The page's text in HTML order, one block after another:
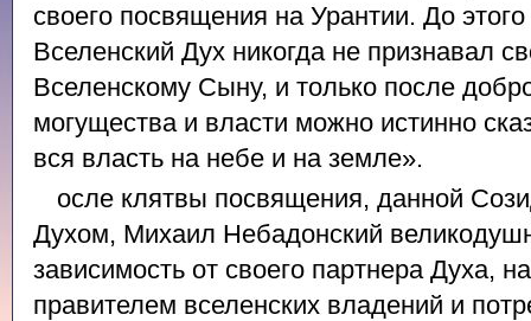
своего посвящения на Урантии. До
Вселенский Дух никогда не признавал
Вселенскому Сыну, и только после
могущества и власти можно истинно
вся власть на небе и на земле».
осле клятвы посвящения, данной
Духом, Михаил Небадонский
зависимость от своего партнера Духа,
правителем вселенских владений и